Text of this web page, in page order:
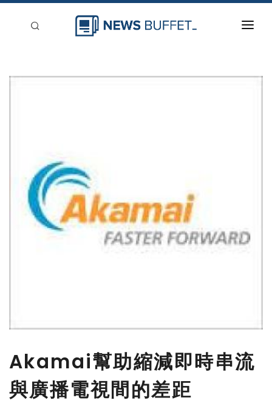
新聞稿分類
Akamai幫助縮減即時串流
與廣播電視間的差距